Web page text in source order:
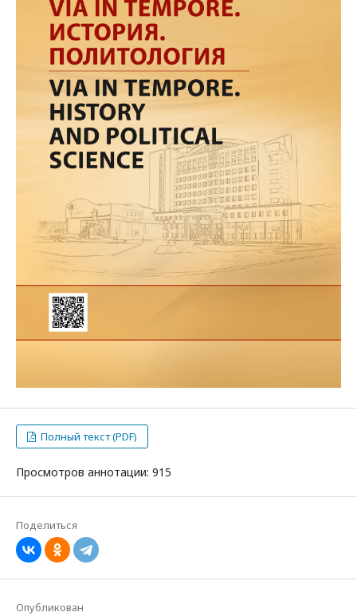
Полный текст (PDF)
Просмотров аннотации: 915
Поделиться
Опубликован